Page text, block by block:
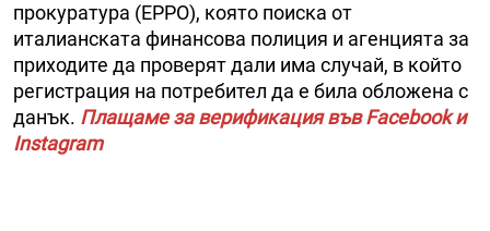
прокуратура (EPPO), която поиска от
италианската финансова полиция и агенцията за
приходите да проверят дали има случай, в който
регистрация на потребител да е била обложена с
данък. Плащаме за верификация във Facebook и
Instagram